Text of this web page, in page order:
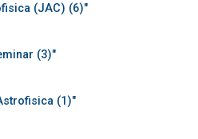
(JAC) (6)"
(3)"
(1)"